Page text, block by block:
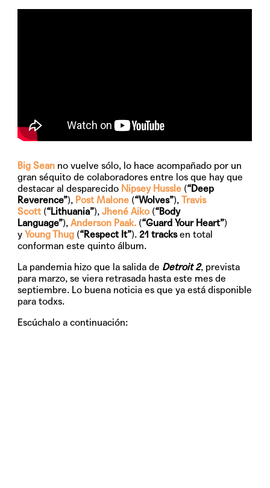
Big Sean no vuelve sólo, lo hace acompañado por un
gran séquito de colaboradores entre los que hay que
destacar al desparecido Nipsey Hussle (“Deep
Reverence”), Post Malone (“Wolves”),Travis
Scott (“Lithuania”),Jhené Aiko(“Body
Language”),Anderson Paak. (“Guard Your Heart”)
yYoung Thug (“Respect It”). 21 tracksen total
conforman este quinto álbum.
La pandemia hizo que la salida de Detroit 2, prevista
para marzo, se viera retrasada hasta este mes de
septiembre. Lo buena noticia es que ya está disponible
para todxs.
Escúchalo a continuación: